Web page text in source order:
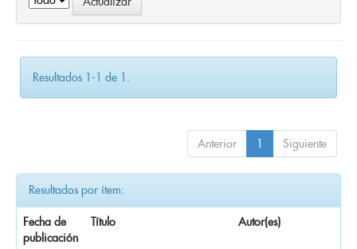
Resultados 1-1 de 1.
Anterior 1 Siguiente
Resultados por ítem:
Fecha de
publicación
Título Autor(es)